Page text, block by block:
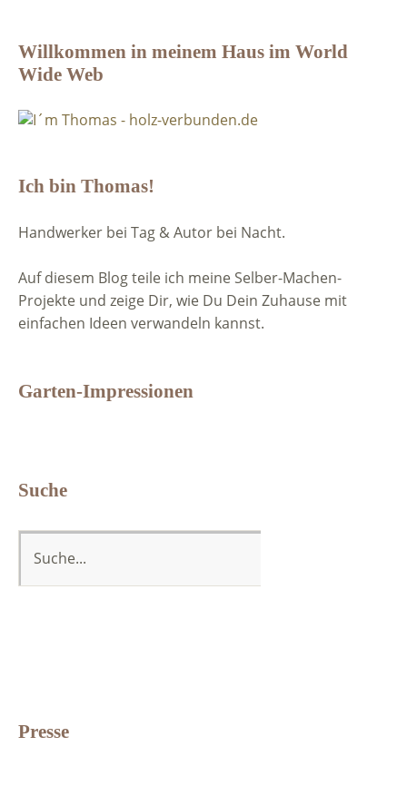
Willkommen in meinem Haus im World
Wide Web
Ich bin Thomas!
Handwerker bei Tag & Autor bei Nacht.
Auf diesem Blog teile ich meine Selber-Machen-
Projekte und zeige Dir, wie Du Dein Zuhause mit
einfachen Ideen verwandeln kannst.
Garten-Impressionen
Suche
Presse